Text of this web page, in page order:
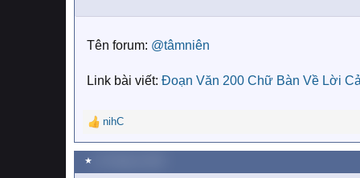
n
:Tên forum: @tâmniên
Link bài viết: Đoạn Văn 200 Chữ Bàn Về Lời
R
e
a
c
nihC
★